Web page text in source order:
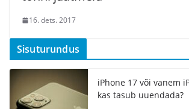
16. dets. 2017
Sisuturundus
iPhone 17 või vanem
kas tasub uuendada?